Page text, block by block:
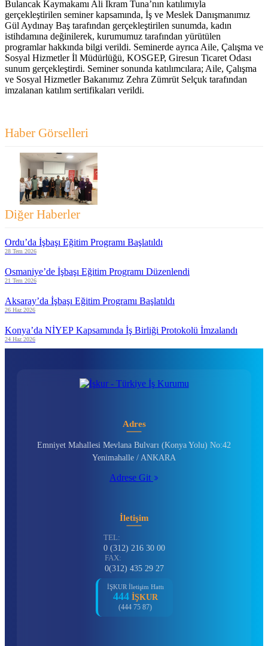
Bulancak Kaymakamı Ali İkram Tuna’nın katılımıyla
gerçekleştirilen seminer kapsamında, İş ve Meslek Danışmanımız
Gül Aydınay Baş tarafından gerçekleştirilen sunumda, kadın
istihdamına değinilerek, kurumumuz tarafından yürütülen
programlar hakkında bilgi verildi. Seminerde ayrıca Aile, Çalışma ve
Sosyal Hizmetler İl Müdürlüğü, KOSGEP, Giresun Ticaret Odası
sunum gerçekleştirdi. Seminer sonunda katılımcılara; Aile, Çalışma
ve Sosyal Hizmetler Bakanımız Zehra Zümrüt Selçuk tarafından
imzalanan katılım sertifikaları verildi.
Haber Görselleri
Diğer Haberler
Ordu’da İşbaşı Eğitim Programı Başlatıldı
28 Tem 2026
Osmaniye’de İşbaşı Eğitim Programı Düzenlendi
21 Tem 2026
Aksaray’da İşbaşı Eğitim Programı Başlatıldı
26 Haz 2026
Konya’da NİYEP Kapsamında İş Birliği Protokolü İmzalandı
24 Haz 2026
Adres
Emniyet Mahallesi Mevlana Bulvarı (Konya Yolu) No:42
Yenimahalle / ANKARA
Adrese Git
İletişim
TEL:
0 (312) 216 30 00
FAX:
0(312) 435 29 27
İŞKUR İletişim Hattı
444 İŞKUR
(444 75 87)